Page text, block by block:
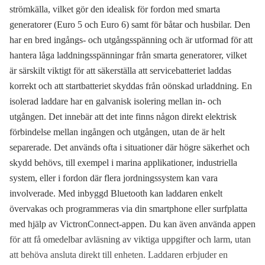
strömkälla, vilket gör den idealisk för fordon med smarta
generatorer (Euro 5 och Euro 6) samt för båtar och husbilar. Den
har en bred ingångs- och utgångsspänning och är utformad för att
hantera låga laddningsspänningar från smarta generatorer, vilket
är särskilt viktigt för att säkerställa att servicebatteriet laddas
korrekt och att startbatteriet skyddas från oönskad urladdning. En
isolerad laddare har en galvanisk isolering mellan in- och
utgången. Det innebär att det inte finns någon direkt elektrisk
förbindelse mellan ingången och utgången, utan de är helt
separerade. Det används ofta i situationer där högre säkerhet och
skydd behövs, till exempel i marina applikationer, industriella
system, eller i fordon där flera jordningssystem kan vara
involverade. Med inbyggd Bluetooth kan laddaren enkelt
övervakas och programmeras via din smartphone eller surfplatta
med hjälp av VictronConnect-appen. Du kan även använda appen
för att få omedelbar avläsning av viktiga uppgifter och larm, utan
att behöva ansluta direkt till enheten. Laddaren erbjuder en